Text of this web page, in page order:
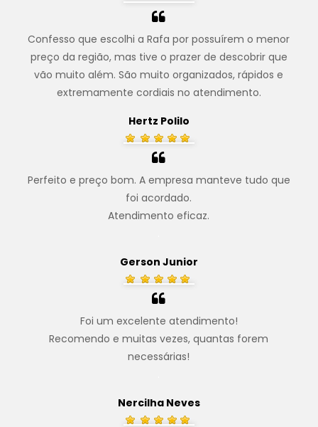
Confesso que escolhi a Rafa por possuírem o menor
preço da região, mas tive o prazer de descobrir que
vão muito além. São muito organizados, rápidos e
extremamente cordiais no atendimento.
Hertz Polilo
Perfeito e preço bom. A empresa manteve tudo que
foi acordado.
Atendimento eficaz.
Gerson Junior
Foi um excelente atendimento!
Recomendo e muitas vezes, quantas forem
necessárias!
Nercilha Neves